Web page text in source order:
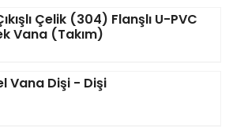
Çelik (304) Flanşlı U-PVC
Vana (Takım)
Vana Dişi - Dişi